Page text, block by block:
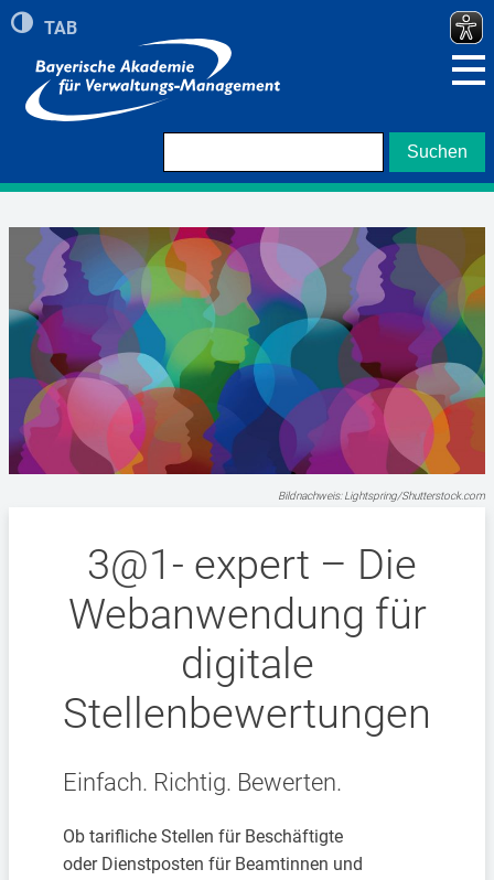
Umschalten auf hohe Kontraste
TAB
Zeigt roten Rand bei Navigation mit TAB Taste
Bildnachweis: Lightspring/Shutterstock.com
3@1- expert – Die
Webanwendung für
digitale
Stellenbewertungen
Einfach. Richtig. Bewerten.
Ob tarifliche Stellen für Beschäftigte
oder Dienstposten für Beamtinnen und